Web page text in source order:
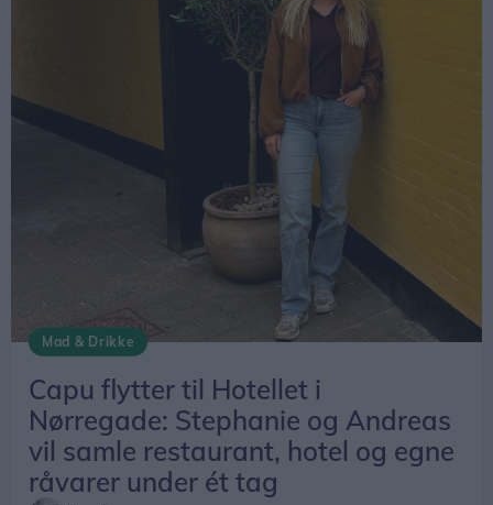
Mad & Drikke
Capu flytter til Hotellet i
Nørregade: Stephanie og Andreas
vil samle restaurant, hotel og egne
råvarer under ét tag